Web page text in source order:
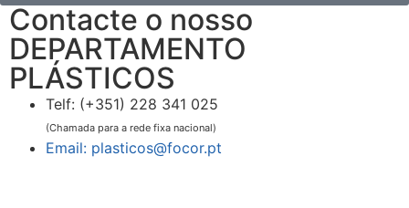
Contacte o nosso
DEPARTAMENTO
PLÁSTICOS
Telf: (+351) 228 341 025
(Chamada para a rede fixa nacional)
Email: plasticos@focor.pt